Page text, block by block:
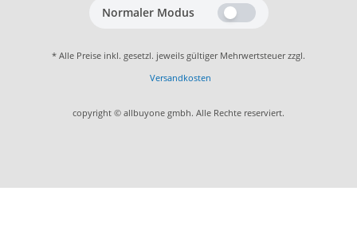
Normaler Modus
* Alle Preise inkl. gesetzl. jeweils gültiger Mehrwertsteuer zzgl.
Versandkosten
copyright © allbuyone gmbh. Alle Rechte reserviert.